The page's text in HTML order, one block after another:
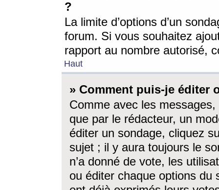
?
La limite d’options d’un
forum. Si vous souhaitez
rapport au nombre autorisé,
Haut
» Comment puis-je éditer
Comme avec les
que par le rédacteur, un
éditer un sondage, cliquez
sujet ; il y aura toujours le
n’a donné de vote, les
ou éditer chaque options du